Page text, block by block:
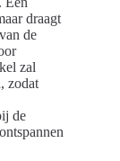
draagt
de
zal
zodat
de